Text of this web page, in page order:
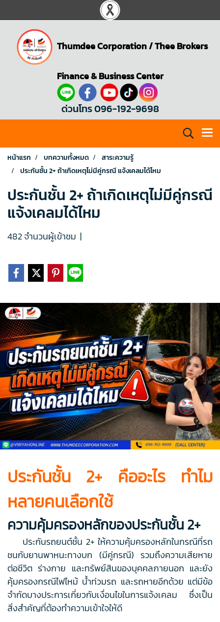
Thumdee Corporation/Thee Brokers
Finance & Business Center
ด่วนโทร 096-192-9698
หน้าแรก บทความทั้งหมด
สาระความรู้
ประกันชั้น 2+ ถ้าเกิดเหตุไม่มีคู่กรณี แจ้งเคลมได้ไหม
ประกันชั้น 2+ ถ้าเกิดเหตุไม่มีคู่กรณี
แจ้งเคลมได้ไหม
482 จำนวนผู้เข้าชม |
ประกันชั้น 2+ คืออะไร ทำไม
หลายคนเลือกใช้
ความคุ้มครองหลักของประกันชั้น 2+
ประกันรถยนต์ชั้น 2+ ให้ความคุ้มครองหลักในกรณีที่รถ
ชนกับยานพาหนะทางบก (มีคู่กรณี) รวมถึงความเสียหาย
ต่อชีวิต ร่างกาย และทรัพย์สินของบุคคลภายนอก และยัง
คุ้มครองกรณีไฟไหม้ น้ำท่วมรถ และรถหายอีกด้วย แต่มีข้อ
จำกัดบางประการเกี่ยวกับเงื่อนไขในการแจ้งเคลม ซึ่งเป็น
สิ่งสำคัญที่ต้องทำความเข้าใจให้ดี